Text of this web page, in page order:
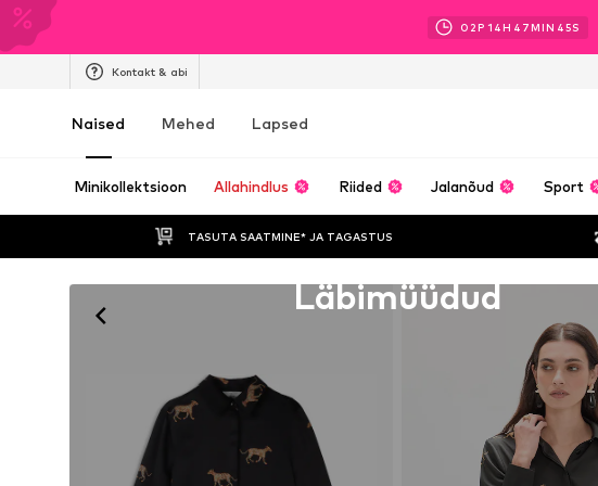
02P 14H 47MIN 43S
Kontakt & abi
Naised Mehed Lapsed
Minikollektsioon Allahindlus Riided Jalanõud Sport
TASUTA SAATMINE* JA TAGASTUS
Läbimüüdud